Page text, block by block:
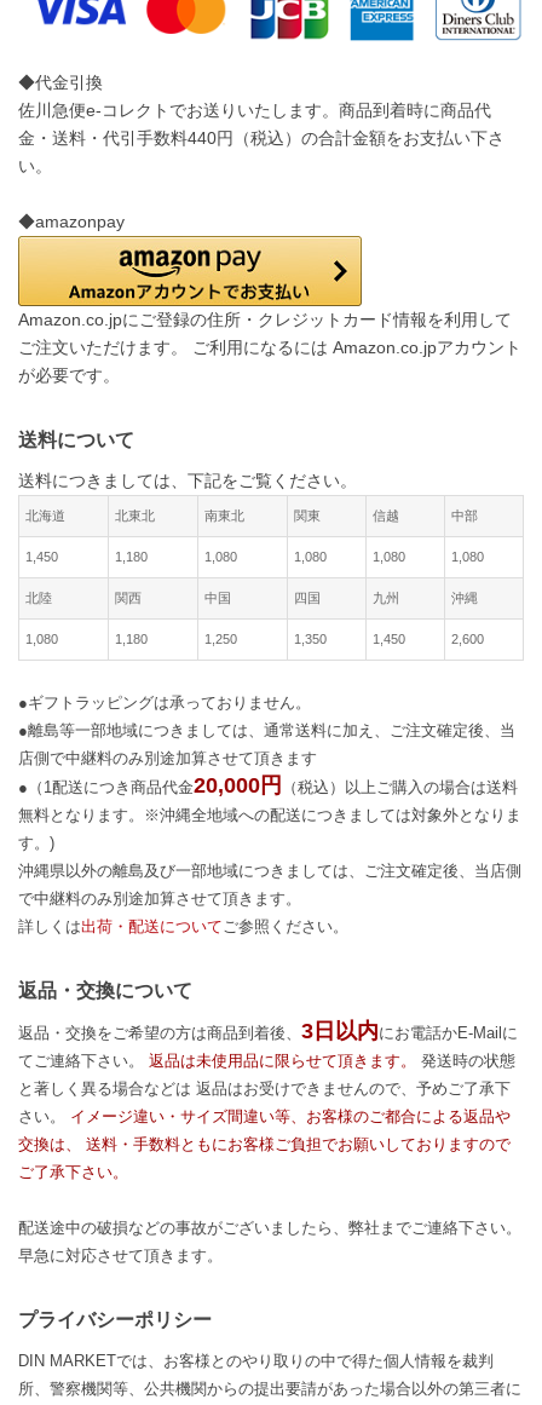
◆代金引換
佐川急便e-コレクトでお送りいたします。商品到着時に商品代
金・送料・代引手数料440円（税込）の合計金額をお支払い下さ
い。
◆amazonpay
Amazon.co.jpにご登録の住所・クレジットカード情報を利用して
ご注文いただけます。 ご利用になるには Amazon.co.jpアカウント
が必要です。
送料について
送料につきましては、下記をご覧ください。
北海道 北東北 南東北 関東 信越 中部
1,450 1,180 1,080 1,080 1,080 1,080
北陸 関西 中国 四国 九州 沖縄
1,080 1,180 1,250 1,350 1,450 2,600
●ギフトラッピングは承っておりません。
●離島等一部地域につきましては、通常送料に加え、ご注文確定後、当
店側で中継料のみ別途加算させて頂きます
●（1配送につき商品代金20,000円
（税込）以上ご購入の場合は送料
無料となります。※沖縄全地域への配送につきましては対象外となりま
す。)
沖縄県以外の離島及び一部地域につきましては、ご注文確定後、当店側
で中継料のみ別途加算させて頂きます。
詳しくは出荷・配送について ご参照ください。
返品・交換について
返品・交換をご希望の方は商品到着後、 3日以内にお電話かE-Mailに
てご連絡下さい。 返品は未使用品に限らせて頂きます。
発送時の状態
と著しく異る場合などは 返品はお受けできませんので、予めご了承下
さい。 イメージ違い・サイズ間違い等、お客様のご都合による返品や
交換は、 送料・手数料ともにお客様ご負担でお願いしておりますので
ご了承下さい。
配送途中の破損などの事故がございましたら、弊社までご連絡下さい。
早急に対応させて頂きます。
プライバシーポリシー
DIN MARKETでは、お客様とのやり取りの中で得た個人情報を裁判
所、警察機関等、公共機関からの提出要請があった場合以外の第三者に